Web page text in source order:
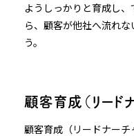
ようしっかりと育成し
ら、顧客が他社へ流れ
う。
顧客育成（リード
顧客育成（リードナー